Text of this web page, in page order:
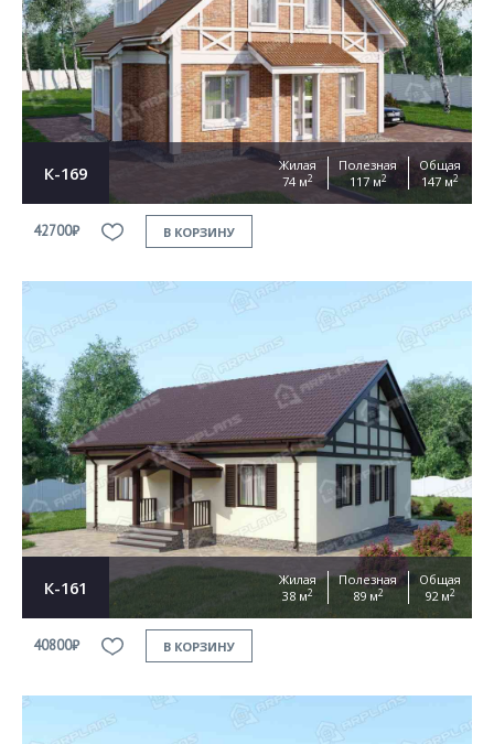
К-169
Жилая
74 м2
Полезная
117 м2
Общая
147 м2
42700₽ В КОРЗИНУ
К-161
Жилая
38 м2
Полезная
89 м2
Общая
92 м2
40800₽ В КОРЗИНУ